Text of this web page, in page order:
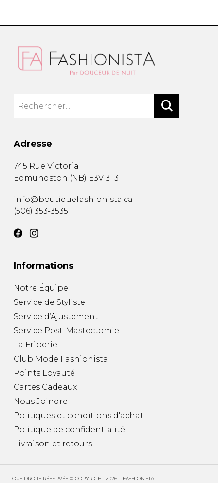
Adresse
745 Rue Victoria
Edmundston (NB) E3V 3T3
info@boutiquefashionista.ca
(506) 353-3535
Informations
Notre Équipe
Service de Styliste
Service d’Ajustement
Service Post-Mastectomie
La Friperie
Club Mode Fashionista
Points Loyauté
Cartes Cadeaux
Nous Joindre
Politiques et conditions d'achat
Politique de confidentialité
Livraison et retours
TOUS DROITS RÉSERVÉS © COPYRIGHT 2026 – FASHIONISTA